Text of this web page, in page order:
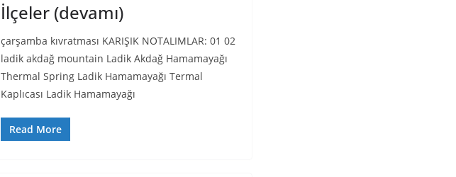
İlçeler (devamı)
çarşamba kıvratması KARIŞIK NOTALIMLAR: 01 02
ladik akdağ mountain Ladik Akdağ Hamamayağı
Thermal Spring Ladik Hamamayağı Termal
Kaplıcası Ladik Hamamayağı
Read More